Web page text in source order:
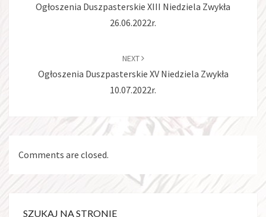
Ogłoszenia Duszpasterskie XIII Niedziela Zwykła
26.06.2022r.
NEXT
Ogłoszenia Duszpasterskie XV Niedziela Zwykła
10.07.2022r.
Comments are closed.
SZUKAJ NA STRONIE